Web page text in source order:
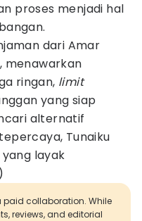
proses menjadi hal
dari Amar
menawarkan
ringan, limit
yang siap
alternatif
Tunaiku
layak
paid collaboration. While
reviews, and editorial